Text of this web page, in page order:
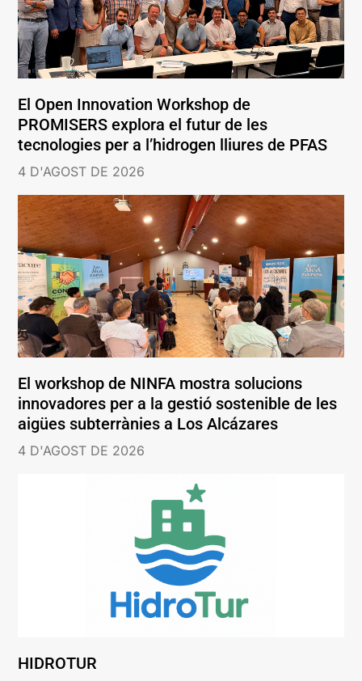
El Open Innovation Workshop de
PROMISERS explora el futur de les
tecnologies per a l’hidrogen lliures de PFAS
4 D'AGOST DE 2026
El workshop de NINFA mostra solucions
innovadores per a la gestió sostenible de les
aigües subterrànies a Los Alcázares
4 D'AGOST DE 2026
HIDROTUR